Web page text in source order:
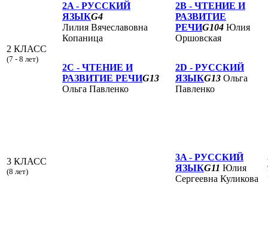
2 КЛАСС
(7 - 8 лет)
2A - РУССКИЙ
ЯЗЫКG4
Лилия Вячеславовна
Копаница
2B - ЧТЕНИЕ И
РАЗВИТИЕ
РЕЧИG104 Юлия
Оршовская
2C - ЧТЕНИЕ И
РАЗВИТИЕ РЕЧИG13
Ольга Павленко
2D - РУССКИЙ
ЯЗЫКG13 Ольга
Павленко
3 КЛАСС
(8 лет)
3A - РУССКИЙ
ЯЗЫКG11 Юлия
Сергеевна Куликова